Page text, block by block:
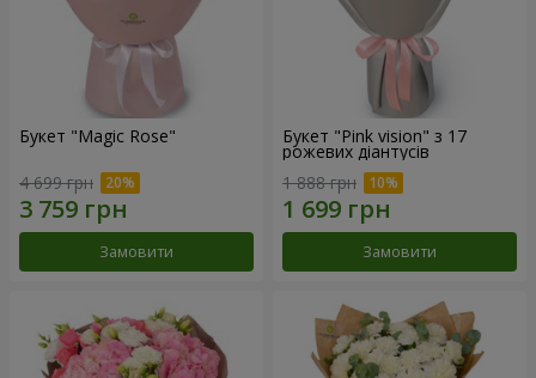
Букет "Magic Rose"
4 699 грн
Замовити
Букет "Pink vision" з 17
рожевих діантусів
1 888 грн
Замовити